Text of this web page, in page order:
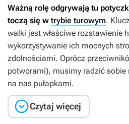
Ważną rolę odgrywają tu
toczą się w trybie turowym.
walki jest właściwe rozstawienie
wykorzystywanie ich mocnych
zdolnościami. Oprócz
potworami), musimy radzić
na nas pułapkami.
Czytaj więcej